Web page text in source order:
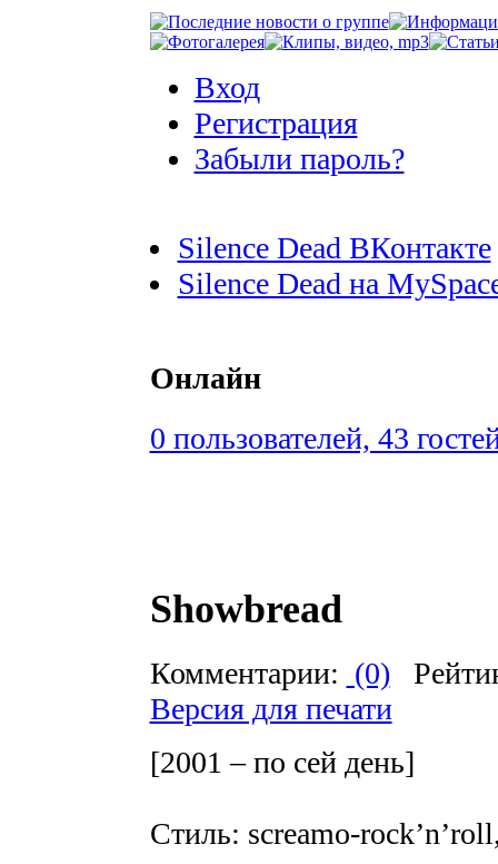
Вход
Регистрация
Забыли пароль?
Silence Dead ВКонтакте
Silence Dead на
Онлайн
0 пользователей, 43
Showbread
Комментарии: (0)
Версия для печати
[2001 – по сей день]
Стиль: screamo-